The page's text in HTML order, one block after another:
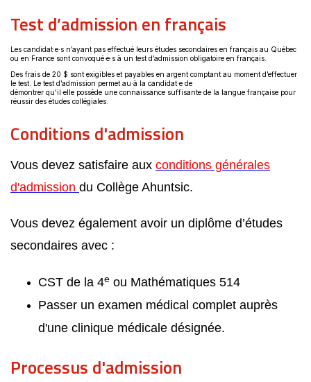
Test d’admission en français
Les candidat·e·s n’ayant pas effectué leurs études secondaires en français au Québec
ou en France sont convoqué·e·s à un test d’admission obligatoire en français.
Des frais de 20 $ sont exigibles et payables en argent comptant au moment d’effectuer
le test. Le test d’admission permet au·à la candidat·e de
démontrer qu'il·elle possède une connaissance suffisante de la langue française pour
réussir des études collégiales.
Conditions d'admission
Vous devez satisfaire aux conditions générales
d'admission du Collège Ahuntsic.
Vous devez également avoir un diplôme d’études
secondaires avec :
CST de la 4e ou Mathématiques 514
Passer un examen médical complet auprès
d'une clinique médicale désignée.
Processus d'admission